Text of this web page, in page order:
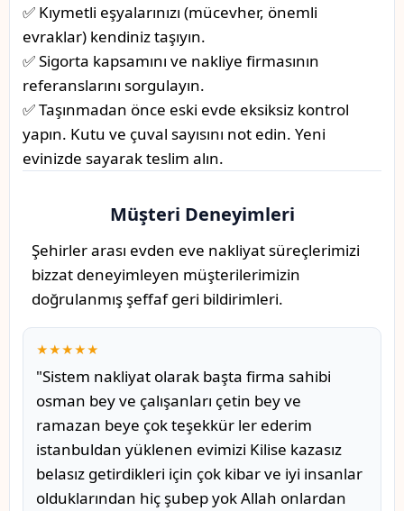
✅ Kıymetli eşyalarınızı (mücevher, önemli
evraklar) kendiniz taşıyın.
✅ Sigorta kapsamını ve nakliye firmasının
referanslarını sorgulayın.
✅ Taşınmadan önce eski evde eksiksiz kontrol
yapın. Kutu ve çuval sayısını not edin. Yeni
evinizde sayarak teslim alın.
Müşteri Deneyimleri
Şehirler arası evden eve nakliyat süreçlerimizi
bizzat deneyimleyen müşterilerimizin
doğrulanmış şeffaf geri bildirimleri.
★★★★★
"Sistem nakliyat olarak başta firma sahibi
osman bey ve çalışanları çetin bey ve
ramazan beye çok teşekkür ler ederim
istanbuldan yüklenen evimizi Kilise kazasız
belasız getirdikleri için çok kibar ve iyi insanlar
olduklarından hiç şubep yok Allah onlardan